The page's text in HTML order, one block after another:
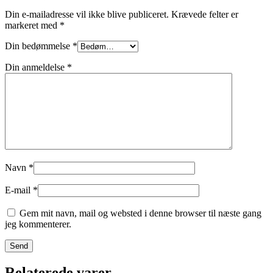
Din e-mailadresse vil ikke blive publiceret. Krævede felter er
markeret med *
Din bedømmelse *
Din anmeldelse *
Navn *
E-mail *
Gem mit navn, mail og websted i denne browser til næste gang
jeg kommenterer.